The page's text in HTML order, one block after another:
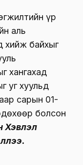
үр
аль
хийж байхыг
хангахад
уг хуульд
сарын 01-
болсон
Хэвлэл